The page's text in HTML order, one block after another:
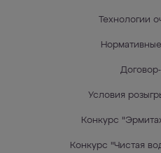
Технологии
Условия
Конкурс
Конкурс "Чистая